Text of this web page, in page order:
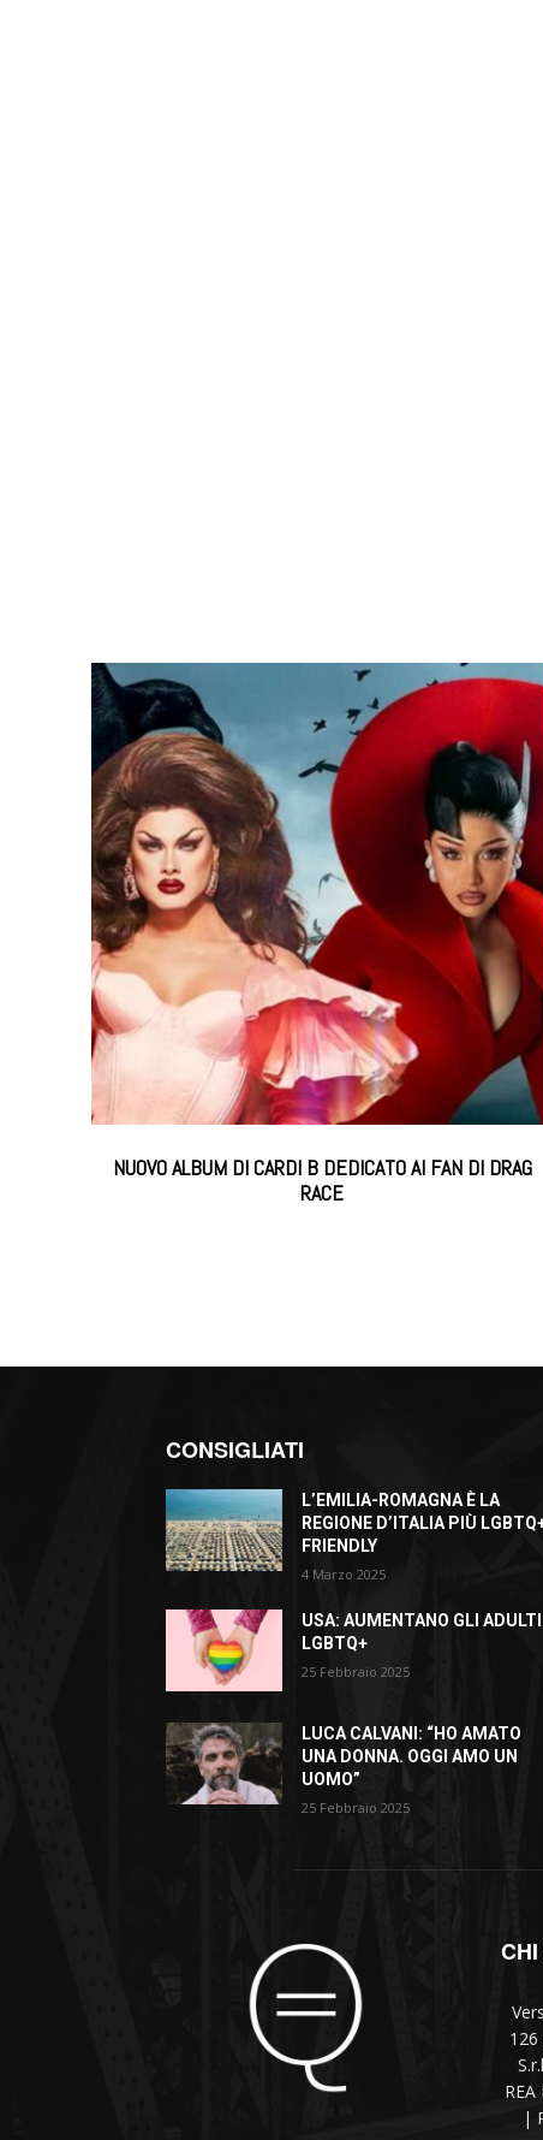
NUOVO ALBUM DI CARDI B DEDICATO AI FAN DI DRAG
RACE
CONSIGLIATI
L’EMILIA-ROMAGNA È LA
REGIONE D’ITALIA PIÙ
FRIENDLY
4 Marzo 2025
USA: AUMENTANO GLI ADULTI
LGBTQ+
25 Febbraio 2025
LUCA CALVANI: “HO AMATO
UNA DONNA. OGGI AMO UN
UOMO”
25 Febbraio 2025
|